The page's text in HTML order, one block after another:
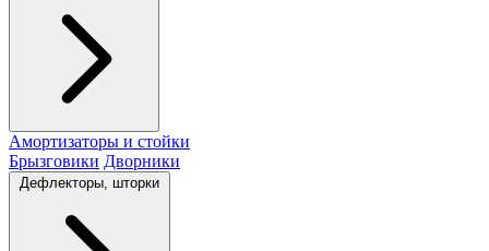
Амортизаторы и стойки
Брызговики Дворники
Дефлекторы, шторки